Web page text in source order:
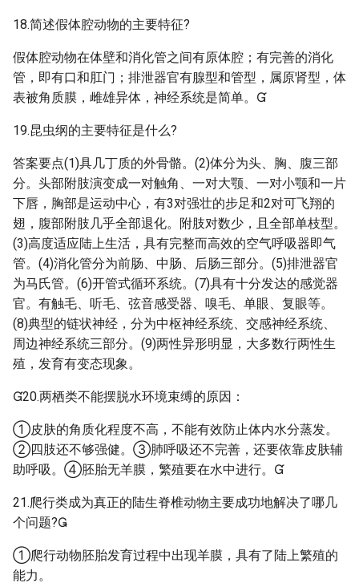
18.简述假体腔动物的主要特征?
假体腔动物在体壁和消化管之间有原体腔；有完善的消化
管，即有口和肛门；排泄器官有腺型和管型，属原肾型，体
表被角质膜，雌雄异体，神经系统是简单。
19.昆虫纲的主要特征是什么?
答案要点(1)具几丁质的外骨骼。(2)体分为头、胸、腹三部
分。头部附肢演变成一对触角、一对大颚、一对小颚和一片
下唇，胸部是运动中心，有3对强壮的步足和2对可飞翔的
翅，腹部附肢几乎全部退化。附肢对数少，且全部单枝型。
(3)高度适应陆上生活，具有完整而高效的空气呼吸器即气
管。(4)消化管分为前肠、中肠、后肠三部分。(5)排泄器官
为马氏管。(6)开管式循环系统。(7)具有十分发达的感觉器
官。有触毛、听毛、弦音感受器、嗅毛、单眼、复眼等。
(8)典型的链状神经，分为中枢神经系统、交感神经系统、
周边神经系统三部分。(9)两性异形明显，大多数行两性生
殖，发育有变态现象。
20.两栖类不能摆脱水环境束缚的原因：
①皮肤的角质化程度不高，不能有效防止体内水分蒸发。
②四肢还不够强健。③肺呼吸还不完善，还要依靠皮肤辅
助呼吸。④胚胎无羊膜，繁殖要在水中进行。
21.爬行类成为真正的陆生脊椎动物主要成功地解决了哪几
个问题?
①爬行动物胚胎发育过程中出现羊膜，具有了陆上繁殖的
能力。